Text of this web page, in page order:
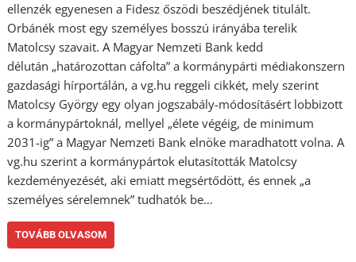
ellenzék egyenesen a Fidesz őszödi beszédjének titulált.
Orbánék most egy személyes bosszú irányába terelik
Matolcsy szavait. A Magyar Nemzeti Bank kedd
délután „határozottan cáfolta” a kormánypárti médiakonszern
gazdasági hírportálán, a vg.hu reggeli cikkét, mely szerint
Matolcsy György egy olyan jogszabály-módosításért lobbizott
a kormánypártoknál, mellyel „élete végéig, de minimum
2031-ig” a Magyar Nemzeti Bank elnöke maradhatott volna. A
vg.hu szerint a kormánypártok elutasították Matolcsy
kezdeményezését, aki emiatt megsértődött, és ennek „a
személyes sérelemnek” tudhatók be…
TOVÁBB OLVASOM